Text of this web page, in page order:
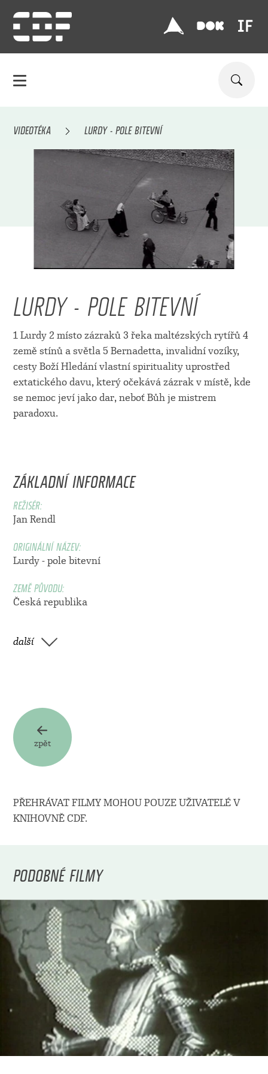
VIDEOTÉKA LURDY - POLE BITEVNÍ
LURDY - POLE BITEVNÍ
1 Lurdy 2 místo zázraků 3 řeka maltézských rytířů 4
země stínů a světla 5 Bernadetta, invalidní vozíky,
cesty Boží Hledání vlastní spirituality uprostřed
extatického davu, který očekává zázrak v místě, kde
se nemoc jeví jako dar, neboť Bůh je mistrem
paradoxu.
ZÁKLADNÍ INFORMACE
REŽISÉR:
Jan Rendl
ORIGINÁLNÍ NÁZEV:
Lurdy - pole bitevní
ZEMĚ PŮVODU:
Česká republika
další
zpět
PŘEHRÁVAT FILMY MOHOU POUZE UŽIVATELÉ V
KNIHOVNĚ CDF.
PODOBNÉ FILMY